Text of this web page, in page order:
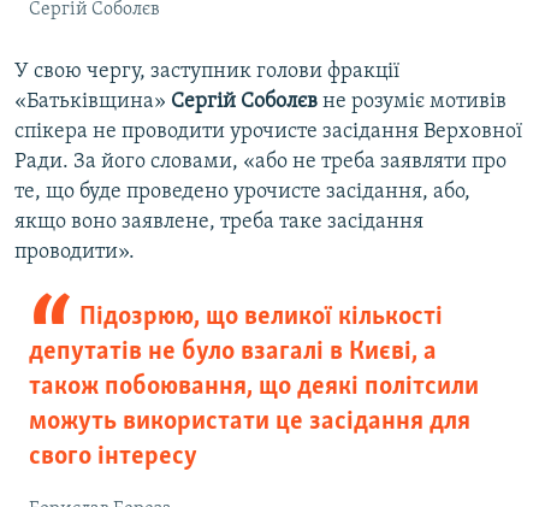
Сергій Соболєв
У свою чергу, заступник голови фракції
«Батьківщина» Сергій Соболєв не розуміє мотивів
спікера не проводити урочисте засідання Верховної
Ради. За його словами, «або не треба заявляти про
те, що буде проведено урочисте засідання, або,
якщо воно заявлене, треба таке засідання
проводити».
Підозрюю, що великої кількості
депутатів не було взагалі в Києві, а
також побоювання, що деякі політсили
можуть використати це засідання для
свого інтересу